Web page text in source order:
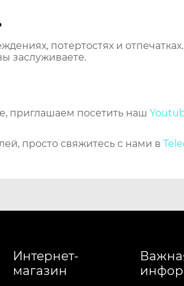
потертостях и
заслуживаете.
приглашаем посетить наш
просто свяжитесь с нами в
Интернет-
магазин